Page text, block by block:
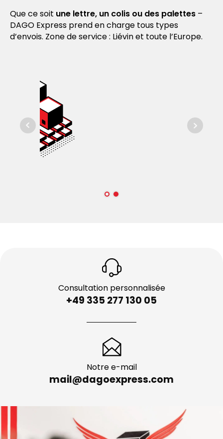
Que ce soit une lettre, un colis ou des palettes –
DAGO Express prend en charge tous types
d’envois. Zone de service : Liévin et toute l’Europe.
+49 335 277 130 05
mail@dagoexpress.com